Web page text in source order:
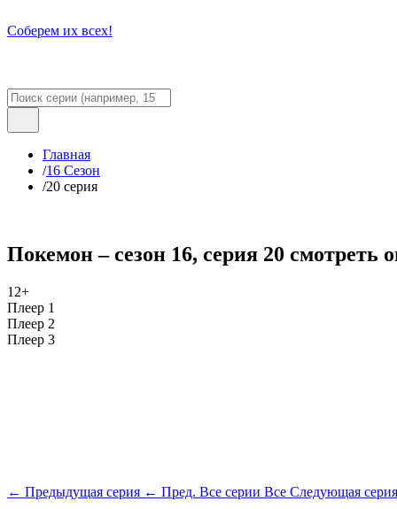
Соберем их всех!
Главная
/16 Сезон
/20 серия
Покемон – сезон 16, серия 20 смотреть
12+
Плеер 1
Плеер 2
Плеер 3
← Предыдущая серия ← Пред. Все серии Все Следующая